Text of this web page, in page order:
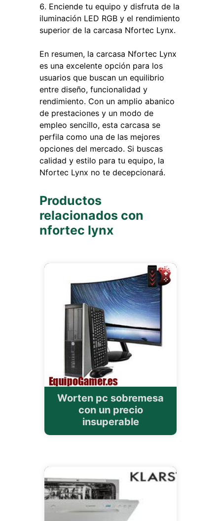
Enciende tu equipo y disfruta de la
iluminación LED RGB y el rendimiento
superior de la carcasa Nfortec Lynx.
En resumen, la carcasa Nfortec Lynx
es una excelente opción para los
usuarios que buscan un equilibrio
entre diseño, funcionalidad y
rendimiento. Con un amplio abanico
de prestaciones y un modo de
empleo sencillo, esta carcasa se
perfila como una de las mejores
opciones del mercado. Si buscas
calidad y estilo para tu equipo, la
Nfortec Lynx no te decepcionará.
Productos
relacionados con
nfortec lynx
Worten pc sobremesa
con un precio
insuperable